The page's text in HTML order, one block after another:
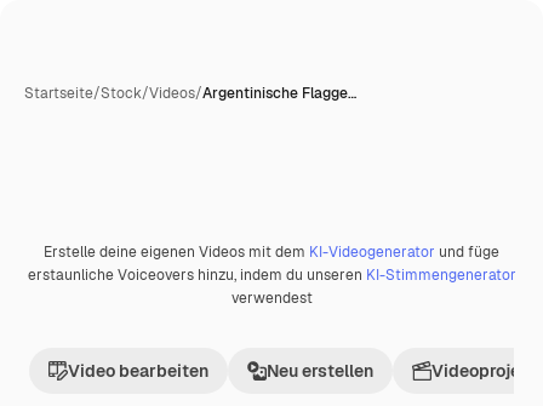
Startseite/Stock/Videos/Argentinische Flagge…
Premium
Erstelle deine eigenen Videos mit dem KI-Videogenerator und füge
erstaunliche Voiceovers hinzu, indem du unseren KI-Stimmengenerator
verwendest
Video bearbeiten Neu erstellen Videoprojekt